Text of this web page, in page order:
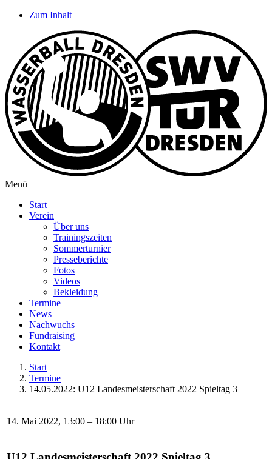
Zum Inhalt
Menü
Start
Verein
Über uns
Trainingszeiten
Sommerturnier
Presseberichte
Fotos
Videos
Bekleidung
Termine
News
Nachwuchs
Fundraising
Kontakt
Start
Termine
14.05.2022: U12 Landesmeisterschaft 2022 Spieltag 3
14. Mai 2022, 13:00 – 18:00 Uhr